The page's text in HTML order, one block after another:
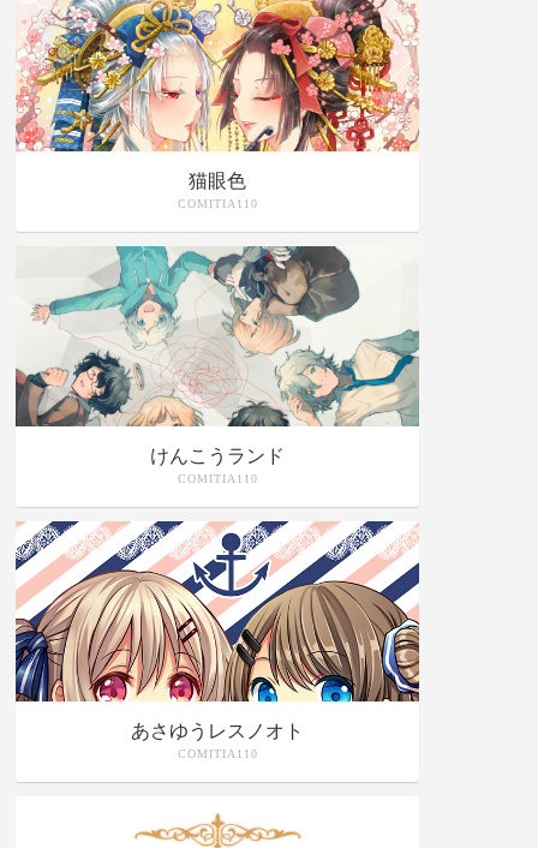
猫眼色
COMITIA110
けんこうランド
COMITIA110
あさゆうレスノオト
COMITIA110